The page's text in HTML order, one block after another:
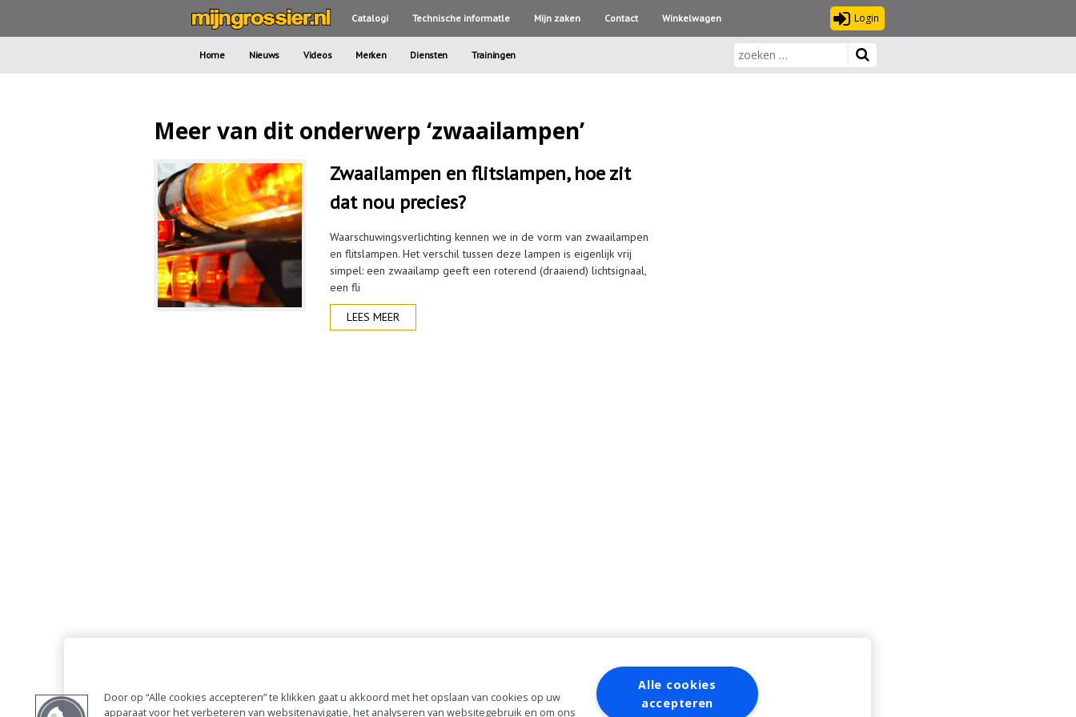
Catalogi Technische informatle Mijn zaken Contact Winkelwagen Login
Home Nieuws Videos Merken Diensten Trainingen
Meer van dit onderwerp ‘zwaailampen’
Zwaailampen en flitslampen, hoe zit
dat nou precies?
Waarschuwingsverlichting kennen we in de vorm van zwaailampen
en flitslampen. Het verschil tussen deze lampen is eigenlijk vrij
simpel: een zwaailamp geeft een roterend (draaiend) lichtsignaal,
een fli
LEES MEER
Door op “Alle cookies accepteren” te klikken gaat u akkoord met het opslaan van cookies op uw
apparaat voor het verbeteren van websitenavigatie, het analyseren van websitegebruik en om ons
Alle cookies
accepteren